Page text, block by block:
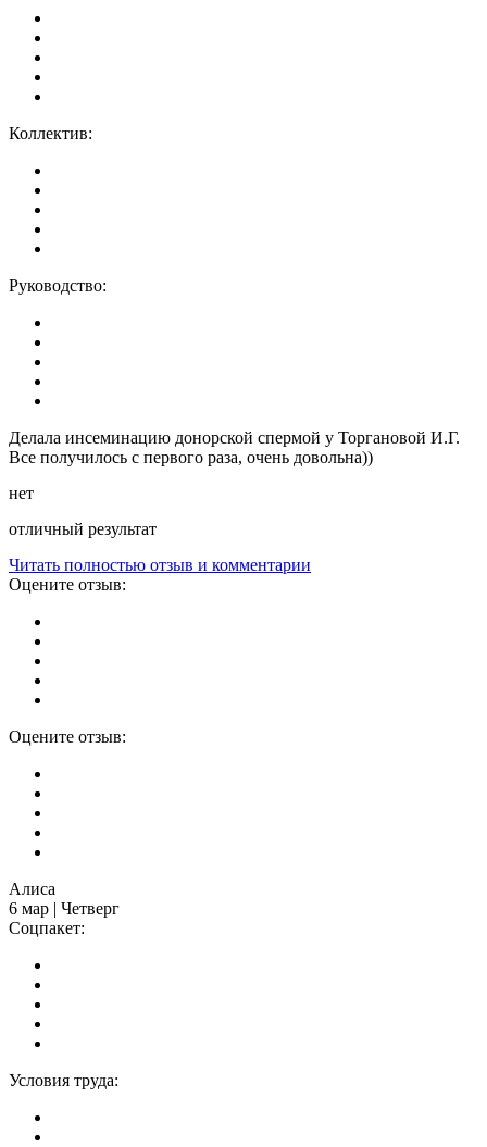
Коллектив:
Руководство:
Делала инсеминацию донорской спермой у Торгановой И.Г.
Все получилось с первого раза, очень довольна))
нет
отличный результат
Читать полностью отзыв и комментарии
Оцените отзыв:
Оцените отзыв:
Алиса
6 мар | Четверг
Соцпакет:
Условия труда: